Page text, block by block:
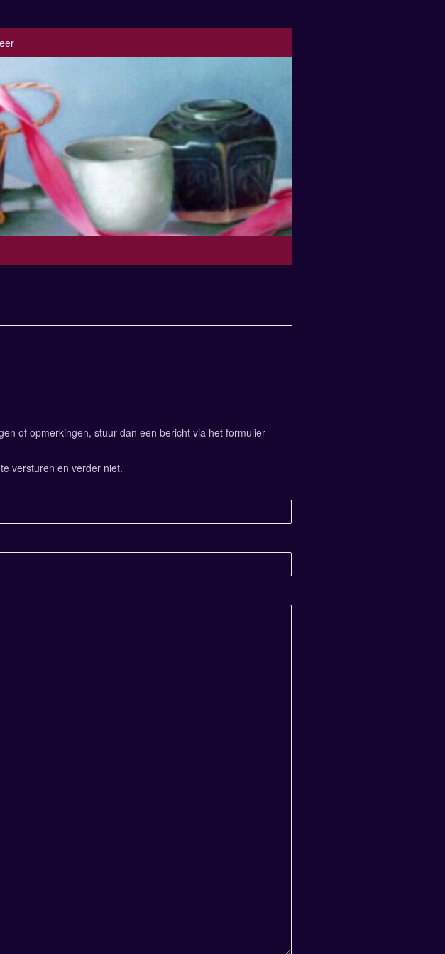
of opmerkingen, stuur dan een bericht via het formulier
versturen en verder niet.